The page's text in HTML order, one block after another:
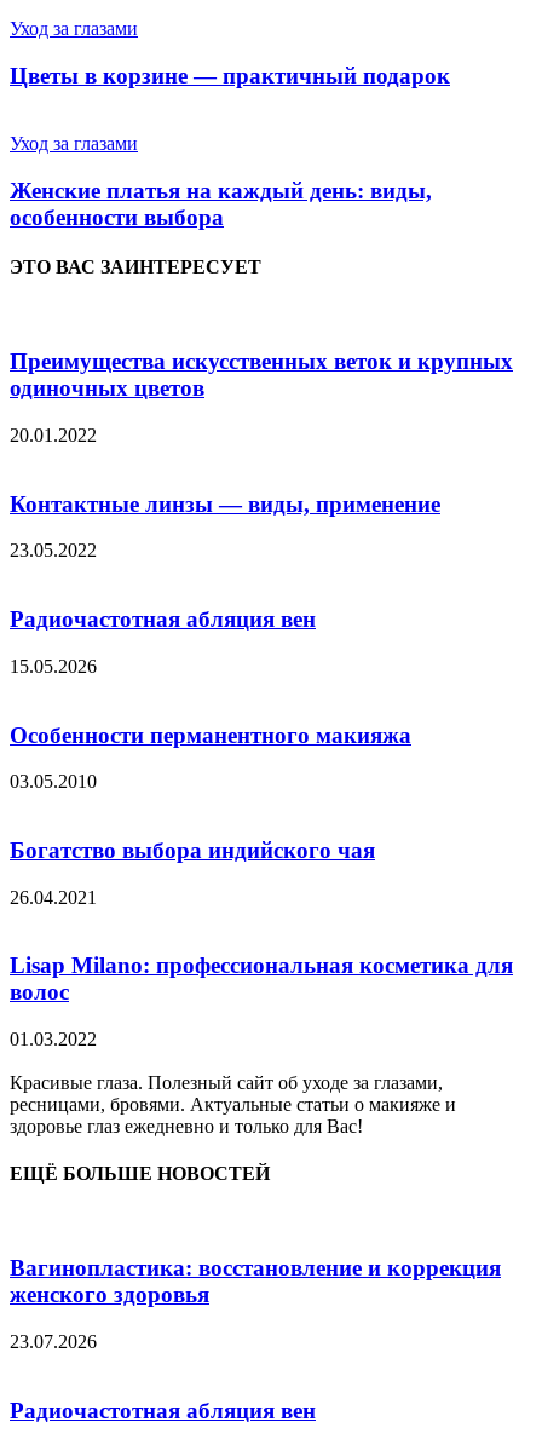
Уход за глазами
Цветы в корзине — практичный подарок
Уход за глазами
Женские платья на каждый день: виды,
особенности выбора
ЭТО ВАС ЗАИНТЕРЕСУЕТ
Преимущества искусственных веток и крупных
одиночных цветов
20.01.2022
Контактные линзы — виды, применение
23.05.2022
Радиочастотная абляция вен
15.05.2026
Особенности перманентного макияжа
03.05.2010
Богатство выбора индийского чая
26.04.2021
Lisap Milano: профессиональная косметика для
волос
01.03.2022
Красивые глаза. Полезный сайт об уходе за глазами,
ресницами, бровями. Актуальные статьи о макияже и
здоровье глаз ежедневно и только для Вас!
ЕЩЁ БОЛЬШЕ НОВОСТЕЙ
Вагинопластика: восстановление и коррекция
женского здоровья
23.07.2026
Радиочастотная абляция вен